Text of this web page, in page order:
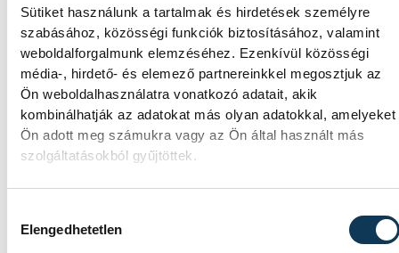
Sütiket használunk a tartalmak és hirdetések személyre
szabásához, közösségi funkciók biztosításához, valamint
weboldalforgalmunk elemzéséhez. Ezenkívül közösségi
média-, hirdető- és elemező partnereinkkel megosztjuk az
Ön weboldalhasználatra vonatkozó adatait, akik
kombinálhatják az adatokat más olyan adatokkal, amelyeket
Ön adott meg számukra vagy az Ön által használt más
szolgáltatásokból gyűjtöttek.
Elengedhetetlen
A Művészetek Völgye rendkívül sokszínű –
3000 különféle - programokkal várja az
érdeklődőket, amelyek minden korosztály
számára élvezetesek. A fesztiválon jelen
színházi előadások, koncertek, irodalmi
beszélgetések, filmvetítések, kézműves
bemutatókon, hagyományőrző programokon,